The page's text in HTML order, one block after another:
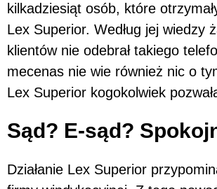
kilkadziesiąt osób, które
Lex Superior. Według jej wiedzy
klientów nie odebrał takiego
mecenas nie wie również nic o
Lex Superior kogokolwiek
Sąd? E-sąd?
Działanie Lex Superior